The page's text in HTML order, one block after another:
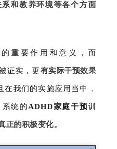
和教养环境等各个方面
的重要作用和意义，而
证实，更有实际干预效果
在我们的实施应用当中，
统的 ADHD家庭干预训
正的积极变化。